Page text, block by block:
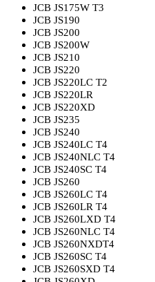
JCB JS175W T3
JCB JS190
JCB JS200
JCB JS200W
JCB JS210
JCB JS220
JCB JS220LC T2
JCB JS220LR
JCB JS220XD
JCB JS235
JCB JS240
JCB JS240LC T4
JCB JS240NLC T4
JCB JS240SC T4
JCB JS260
JCB JS260LC T4
JCB JS260LR T4
JCB JS260LXD T4
JCB JS260NLC T4
JCB JS260NXDT4
JCB JS260SC T4
JCB JS260SXD T4